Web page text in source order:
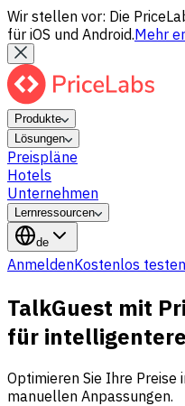
Wir stellen vor: Die
für iOS und Android.Mehr
Produkte
Lösungen
Preispläne
Hotels
Unternehmen
Lernressourcen
de
AnmeldenKostenlos testen
TalkGuest mit
für
Optimieren Sie Ihre Preise
manuellen Anpassungen.